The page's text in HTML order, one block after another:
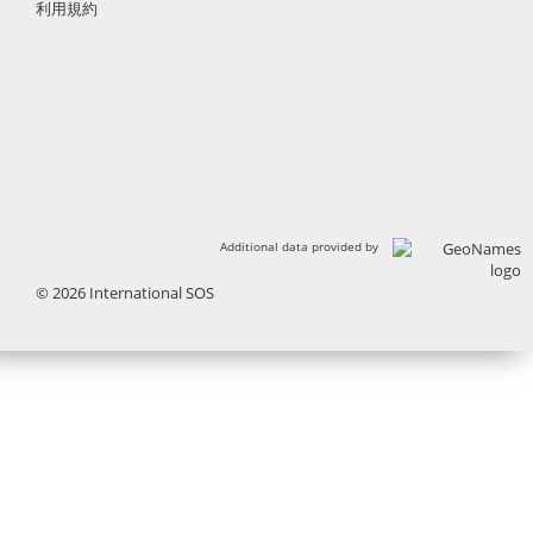
利用規約
Additional data provided by
© 2026 International SOS